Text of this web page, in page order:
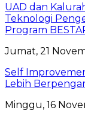
UAD dan
Teknologi
Program
Jumat, 21
Self
Lebih
Minggu, 16